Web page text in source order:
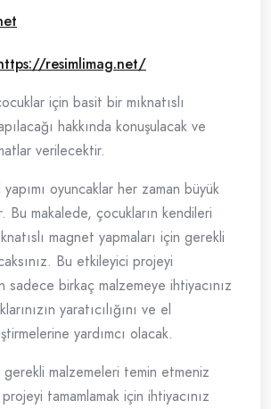
resimlimag.net/
için basit bir mıknatıslı
hakkında konuşulacak ve
verilecektir.
oyuncaklar her zaman büyük
Bu makalede, çocukların kendileri
magnet yapmaları için gerekli
Bu etkileyici projeyi
sadece birkaç malzemeye ihtiyacınız
yaratıcılığını ve el
yardımcı olacak.
gerekli malzemeleri temin etmeniz
tamamlamak için ihtiyacınız